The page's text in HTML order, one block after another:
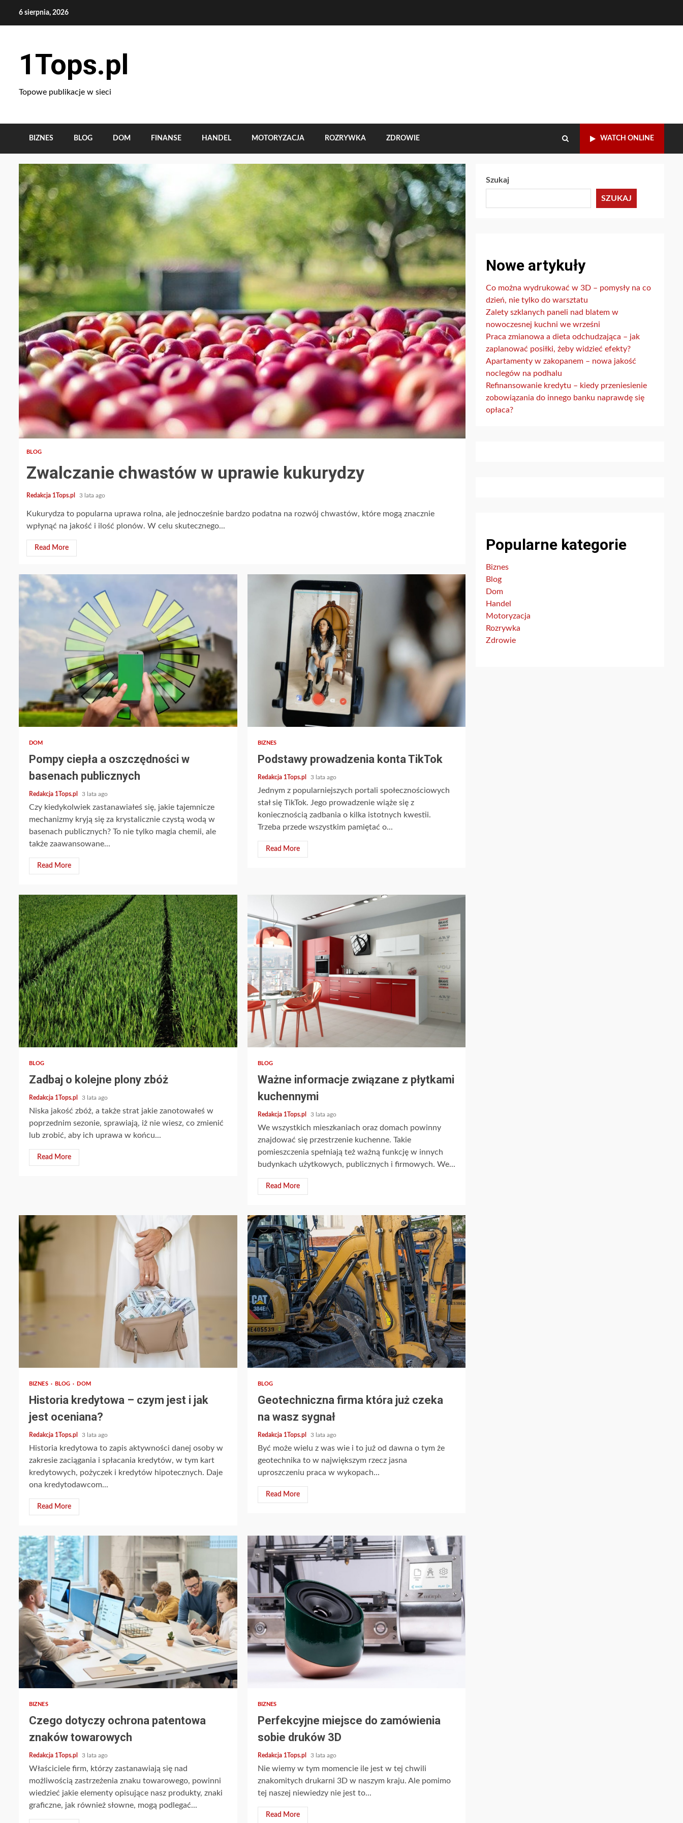
6 sierpnia, 2026
1Tops.pl
Topowe publikacje w sieci
BIZNES BLOG DOM FINANSE HANDEL MOTORYZACJA ROZRYWKA ZDROWIE WATCH ONLINE
2 min read
BLOG
Zwalczanie chwastów w uprawie kukurydzy
Redakcja 1Tops.pl 3 lata ago
Kukurydza to popularna uprawa rolna, ale jednocześnie bardzo podatna na rozwój chwastów, które mogą znacznie
wpłynąć na jakość i ilość plonów. W celu skutecznego...
Read More
4 min read
DOM
Pompy ciepła a oszczędności w
basenach publicznych
Redakcja 1Tops.pl 3 lata ago
Czy kiedykolwiek zastanawiałeś się, jakie tajemnicze
mechanizmy kryją się za krystalicznie czystą wodą w
basenach publicznych? To nie tylko magia chemii, ale
także zaawansowane...
Read More
2 min read
BIZNES
Podstawy prowadzenia konta TikTok
Redakcja 1Tops.pl 3 lata ago
Jednym z popularniejszych portali społecznościowych
stał się TikTok. Jego prowadzenie wiąże się z
koniecznością zadbania o kilka istotnych kwestii.
Trzeba przede wszystkim pamiętać o...
Read More
2 min read
BLOG
Zadbaj o kolejne plony zbóż
Redakcja 1Tops.pl 3 lata ago
Niska jakość zbóż, a także strat jakie zanotowałeś w
poprzednim sezonie, sprawiają, iż nie wiesz, co zmienić
lub zrobić, aby ich uprawa w końcu...
Read More
2 min read
BLOG
Ważne informacje związane z płytkami
kuchennymi
Redakcja 1Tops.pl 3 lata ago
We wszystkich mieszkaniach oraz domach powinny
znajdować się przestrzenie kuchenne. Takie
pomieszczenia spełniają też ważną funkcję w innych
budynkach użytkowych, publicznych i firmowych. We...
Read More
3 min read
BIZNES BLOG DOM
Historia kredytowa – czym jest i jak
jest oceniana?
Redakcja 1Tops.pl 3 lata ago
Historia kredytowa to zapis aktywności danej osoby w
zakresie zaciągania i spłacania kredytów, w tym kart
kredytowych, pożyczek i kredytów hipotecznych. Daje
ona kredytodawcom...
Read More
2 min read
BLOG
Geotechniczna firma która już czeka
na wasz sygnał
Redakcja 1Tops.pl 3 lata ago
Być może wielu z was wie i to już od dawna o tym że
geotechnika to w największym rzecz jasna
uproszczeniu praca w wykopach...
Read More
2 min read
BIZNES
Czego dotyczy ochrona patentowa
znaków towarowych
Redakcja 1Tops.pl 3 lata ago
Właściciele firm, którzy zastanawiają się nad
możliwością zastrzeżenia znaku towarowego, powinni
wiedzieć jakie elementy opisujące nasz produkty, znaki
graficzne, jak również słowne, mogą podlegać...
BIZNES
Perfekcyjne miejsce do zamówienia
sobie druków 3D
Redakcja 1Tops.pl 3 lata ago
Nie wiemy w tym momencie ile jest w tej chwili
znakomitych drukarni 3D w naszym kraju. Ale pomimo
tej naszej niewiedzy nie jest to...
Read More
Szukaj
SZUKAJ
Nowe artykuły
Co można wydrukować w 3D – pomysły na co
dzień, nie tylko do warsztatu
Zalety szklanych paneli nad blatem w
nowoczesnej kuchni we wrześni
Praca zmianowa a dieta odchudzająca – jak
zaplanować posiłki, żeby widzieć efekty?
Apartamenty w zakopanem – nowa jakość
noclegów na podhalu
Refinansowanie kredytu – kiedy przeniesienie
zobowiązania do innego banku naprawdę się
opłaca?
Popularne kategorie
Biznes
Blog
Dom
Handel
Motoryzacja
Rozrywka
Zdrowie